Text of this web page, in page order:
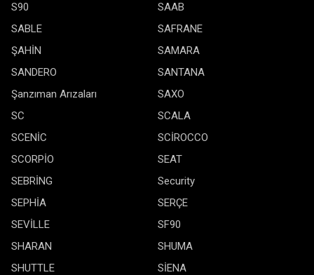
S90
SAAB
SABLE
SAFRANE
ŞAHİN
SAMARA
SANDERO
SANTANA
Şanzıman Arızaları
SAXO
SC
SCALA
SCENİC
SCİROCCO
SCORPİO
SEAT
SEBRİNG
Security
SEPHİA
SERÇE
SEVİLLE
SF90
SHARAN
SHUMA
SHUTTLE
SİENA